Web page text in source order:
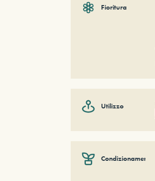
Fioritura
Utilizzo
Condizionamento